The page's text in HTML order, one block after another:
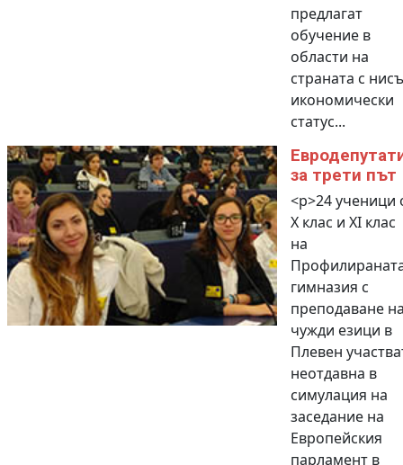
предлагат
обучение в
области на
страната с
икономически
статус...
за трети път
<p>24 ученици
Х клас и ХI клас
на
гимназия с
преподаване
чужди езици в
Плевен
неотдавна в
симулация на
заседание на
Европейския
парламент в